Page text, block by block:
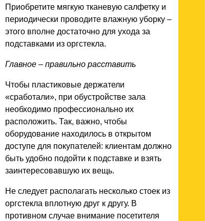
Приобретите мягкую тканевую салфетку и
периодически проводите влажную уборку –
этого вполне достаточно для ухода за
подставками из оргстекла.
Главное – правильно расставить
Чтобы пластиковые держатели
«сработали», при обустройстве зала
необходимо профессионально их
расположить. Так, важно, чтобы
оборудование находилось в открытом
доступе для покупателей: клиентам должно
быть удобно подойти к подставке и взять
заинтересовавшую их вещь.
Не следует располагать несколько стоек из
оргстекла вплотную друг к другу. В
противном случае внимание посетителя